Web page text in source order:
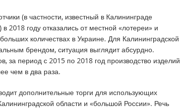
(в частности, известный в Калининграде
году отказались от местной «лотереи» и
количествах в Украине. Для Калининградской
брендом, ситуация выглядит абсурдно.
за период с 2015 по 2018 год производство изделий
чем в два раза.
дополнительные торги для использующих
области и «большой России». Речь